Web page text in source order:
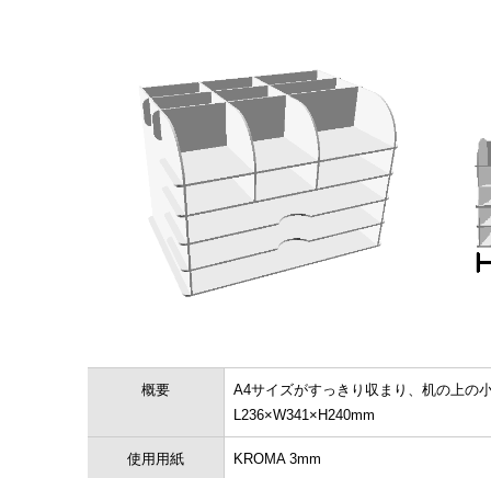
概要
A4サイズがすっきり収まり、机の上の
L236×W341×H240mm
使用用紙 KROMA 3mm